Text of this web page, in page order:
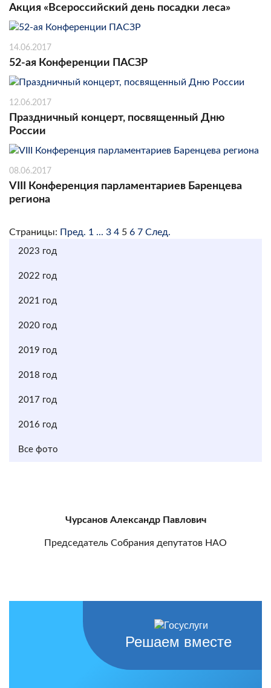
Акция «Всероссийский день посадки леса»
14.06.2017
52-ая Конференции ПАСЗР
12.06.2017
Праздничный концерт, посвященный Дню
России
08.06.2017
VIII Конференция парламентариев Баренцева
региона
Страницы: Пред. 1 ... 3 4 5 6 7 След.
2023 год
2022 год
2021 год
2020 год
2019 год
2018 год
2017 год
2016 год
Все фото
Чурсанов Александр Павлович
Председатель Собрания депутатов НАО
Решаем вместе